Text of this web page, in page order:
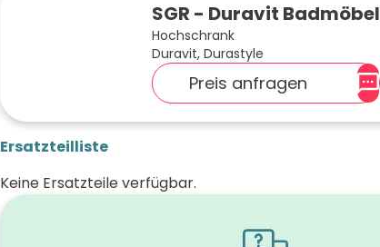
SGR - Duravit Badmöbel
Hochschrank
Duravit, Durastyle
Preis anfragen
Ersatzteilliste
Keine Ersatzteile verfügbar.